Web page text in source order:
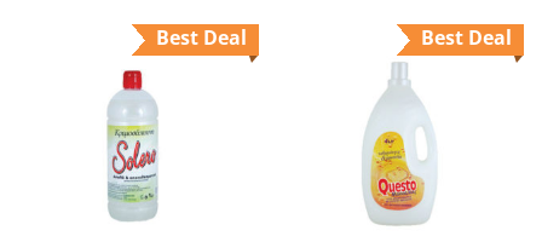
Best Deal
Best Deal